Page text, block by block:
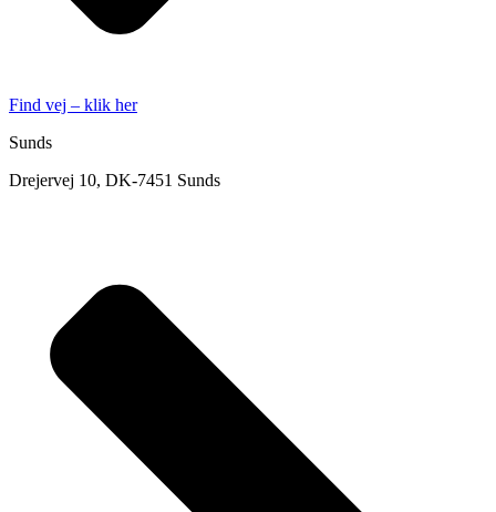
Find vej – klik her
Sunds
Drejervej 10, DK-7451 Sunds